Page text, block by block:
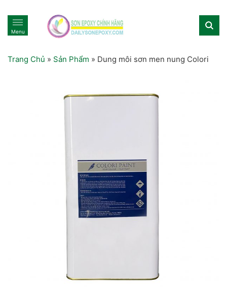
Menu
Trang Chủ » Sản Phẩm » Dung môi sơn men nung Colori